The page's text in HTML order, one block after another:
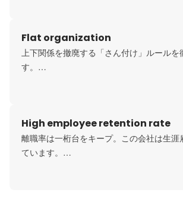
厳しいようですが、その成果あって社内の
に良好です。
社員を振り回し疲弊させないことにも重き
行っています。
的な考え方です。
Flat organization
上下関係を撤廃する「さん付け」ルールを
す。
ている対等なパートナー同士」という概念
司・部下関係なく「さん付け」で呼ぶルー
ます。
High employee retention rate
離職率は一桁台をキープ。この会社は生涯
ています。